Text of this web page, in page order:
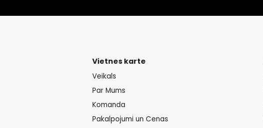
Vietnes karte
Veikals
Par Mums
Komanda
Pakalpojumi un Cenas